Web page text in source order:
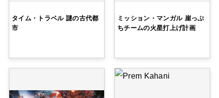
タイム・トラベル 謎の古代都
市
ミッション・マンガル 崖っぷ
ちチームの火星打上げ計画